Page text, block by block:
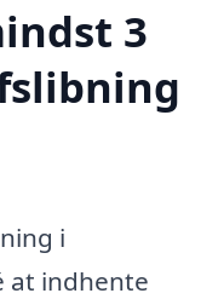
3
i
at indhente